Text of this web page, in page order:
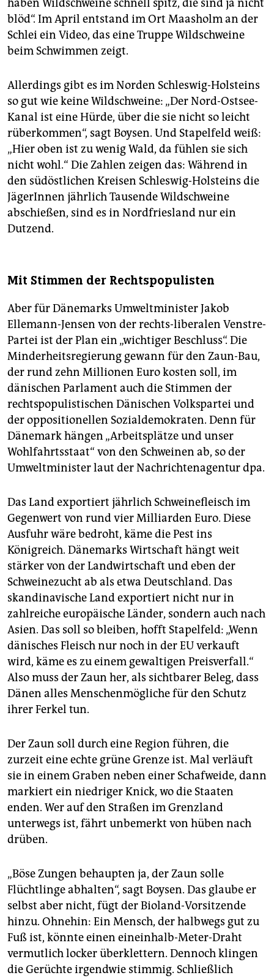
haben Wildschweine schnell spitz, die sind ja nicht
blöd“. Im April entstand im Ort Maasholm an der
Schlei ein Video, das eine Truppe Wildschweine
beim Schwimmen zeigt.
Allerdings gibt es im Norden Schleswig-Holsteins
so gut wie keine Wildschweine: „Der Nord-Ostsee-
Kanal ist eine Hürde, über die sie nicht so leicht
rüberkommen“, sagt Boysen. Und Stapelfeld weiß:
„Hier oben ist zu wenig Wald, da fühlen sie sich
nicht wohl.“ Die Zahlen zeigen das: Während in
den südöstlichen Kreisen Schleswig-Holsteins die
JägerInnen jährlich Tausende Wildschweine
abschießen, sind es in Nordfriesland nur ein
Dutzend.
Mit Stimmen der Rechtspopulisten
Aber für Dänemarks Umweltminister Jakob
Ellemann-Jensen von der rechts-liberalen Venstre-
Partei ist der Plan ein „wichtiger Beschluss“. Die
Minderheitsregierung gewann für den Zaun-Bau,
der rund zehn Millionen Euro kosten soll, im
dänischen Parlament auch die Stimmen der
rechtspopulistischen Dänischen Volkspartei und
der oppositionellen Sozialdemokraten. Denn für
Dänemark hängen „Arbeitsplätze und unser
Wohlfahrtsstaat“ von den Schweinen ab, so der
Umweltminister laut der Nachrichtenagentur dpa.
Das Land exportiert jährlich Schweinefleisch im
Gegenwert von rund vier Milliarden Euro. Diese
Ausfuhr wäre bedroht, käme die Pest ins
Königreich. Dänemarks Wirtschaft hängt weit
stärker von der Landwirtschaft und eben der
Schweinezucht ab als etwa Deutschland. Das
skandinavische Land exportiert nicht nur in
zahlreiche europäische Länder, sondern auch nach
Asien. Das soll so bleiben, hofft Stapelfeld: „Wenn
dänisches Fleisch nur noch in der EU verkauft
wird, käme es zu einem gewaltigen Preisverfall.“
Also muss der Zaun her, als sichtbarer Beleg, dass
Dänen alles Menschenmögliche für den Schutz
ihrer Ferkel tun.
Der Zaun soll durch eine Region führen, die
zurzeit eine echte grüne Grenze ist. Mal verläuft
sie in einem Graben neben einer Schafweide, dann
markiert ein niedriger Knick, wo die Staaten
enden. Wer auf den Straßen im Grenzland
unterwegs ist, fährt unbemerkt von hüben nach
drüben.
„Böse Zungen behaupten ja, der Zaun solle
Flüchtlinge abhalten“, sagt Boysen. Das glaube er
selbst aber nicht, fügt der Bioland-Vorsitzende
hinzu. Ohnehin: Ein Mensch, der halbwegs gut zu
Fuß ist, könnte einen eineinhalb-Meter-Draht
vermutlich locker überklettern. Dennoch klingen
die Gerüchte irgendwie stimmig. Schließlich